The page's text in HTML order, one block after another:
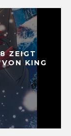
ZEIGT
KING